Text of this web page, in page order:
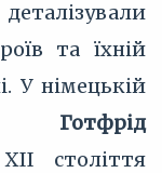
та їхній
У німецькій
Готфрід
століття